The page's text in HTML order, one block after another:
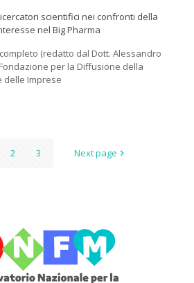
scientifici nei confronti della
nel Big Pharma
(redatto dal Dott. Alessandro
per la Diffusione della
delle Imprese
2 3 Next page